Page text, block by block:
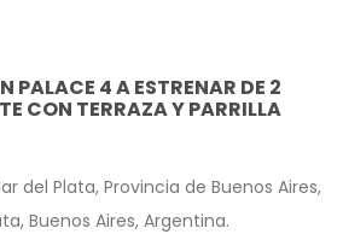
PALACE 4 A ESTRENAR DE 2
CON TERRAZA Y PARRILLA
del Plata, Provincia de Buenos Aires,
Buenos Aires, Argentina.